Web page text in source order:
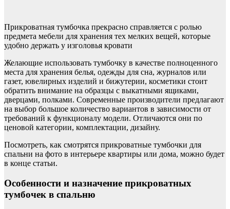
Прикроватная тумбочка прекрасно справляется с ролью
предмета мебели для хранения тех мелких вещей, которые
удобно держать у изголовья кровати
Желающие использовать тумбочку в качестве полноценного
места для хранения белья, одежды для сна, журналов или
газет, ювелирных изделий и бижутерии, косметики стоит
обратить внимание на образцы с выкатными ящиками,
дверцами, полками. Современные производители предлагают
на выбор большое количество вариантов в зависимости от
требований к функционалу модели. Отличаются они по
ценовой категории, комплектации, дизайну.
Посмотреть, как смотрятся прикроватные тумбочки для
спальни на фото в интерьере квартиры или дома, можно будет
в конце статьи.
Особенности и назначение прикроватных
тумбочек в спальню